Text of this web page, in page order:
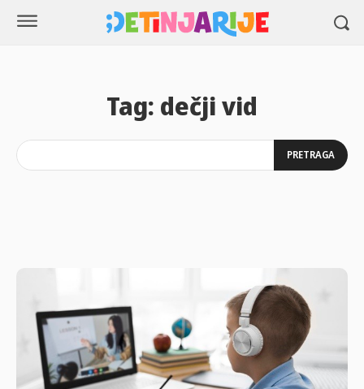
Tag: dečji vid
PRETRAGA